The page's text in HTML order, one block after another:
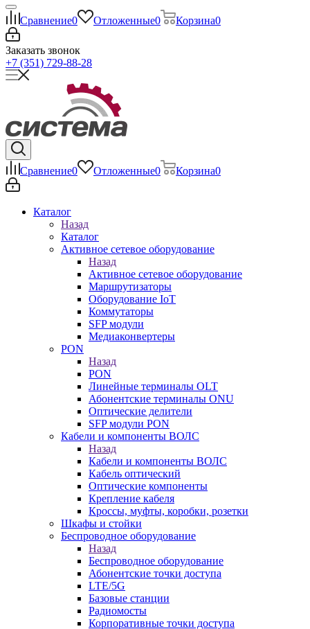
Сравнение0 Отложенные0 Корзина0
Заказать звонок
+7 (351) 729-88-28
Сравнение0 Отложенные0 Корзина0
Каталог
Назад
Каталог
Активное сетевое оборудование
Назад
Активное сетевое оборудование
Маршрутизаторы
Оборудование IoT
Коммутаторы
SFP модули
Медиаконвертеры
PON
Назад
PON
Линейные терминалы OLT
Абонентские терминалы ONU
Оптические делители
SFP модули PON
Кабели и компоненты ВОЛС
Назад
Кабели и компоненты ВОЛС
Кабель оптический
Оптические компоненты
Крепление кабеля
Кроссы, муфты, коробки, розетки
Шкафы и стойки
Беспроводное оборудование
Назад
Беспроводное оборудование
Абонентские точки доступа
LTE/5G
Базовые станции
Радиомосты
Корпоративные точки доступа